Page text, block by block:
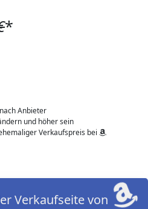
*
Anbieter
und höher sein
Verkaufspreis bei
Verkaufseite von